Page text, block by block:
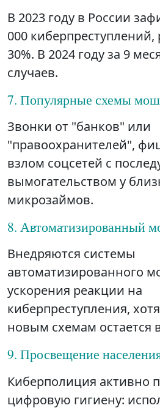
В 2023 году в России
000 киберпреступлений,
30%. В 2024 году за 9
случаев.
7. Популярные схемы
Звонки от "банков" или
"правоохранителей",
взлом соцсетей с
вымогательством у
микрозаймов.
8. Автоматизированный
Внедряются системы
автоматизированного
ускорения реакции на
киберпреступления,
новым схемам остается
9. Просвещение
Киберполиция активно
цифровую гигиену: